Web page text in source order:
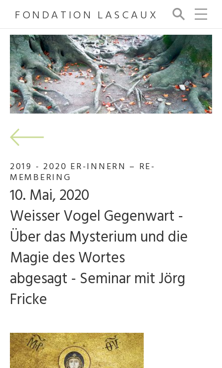
FONDATION LASCAUX
Su
ch
e
2019 - 2020 ER-INNERN – RE-
MEMBERING
10. Mai, 2020
Weisser Vogel Gegenwart -
Über das Mysterium und die
Magie des Wortes
abgesagt - Seminar mit Jörg
Fricke